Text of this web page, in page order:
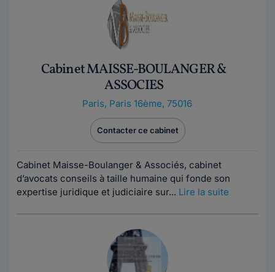
Cabinet MAISSE-BOULANGER &
ASSOCIES
Paris, Paris 16ème, 75016
Contacter ce cabinet
Cabinet Maisse-Boulanger & Associés, cabinet
d’avocats conseils à taille humaine qui fonde son
expertise juridique et judiciaire sur... Lire la suite